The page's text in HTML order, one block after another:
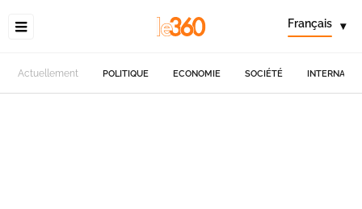
Français ▾
Actuellement POLITIQUE ECONOMIE SOCIÉTÉ